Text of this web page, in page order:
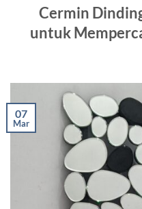
Cermin
untuk
07
Mar